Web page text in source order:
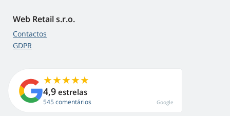
Web Retail s.r.o.
Contactos
GDPR
4,9 estrelas
545 comentários Google